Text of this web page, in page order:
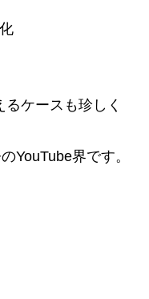
ケースも珍しく
YouTube界です。